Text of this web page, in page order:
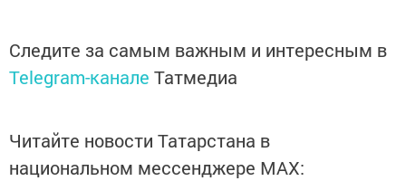
Следите за самым важным и интересным в
Telegram-канале Татмедиа
Читайте новости Татарстана в
национальном мессенджере MАХ: